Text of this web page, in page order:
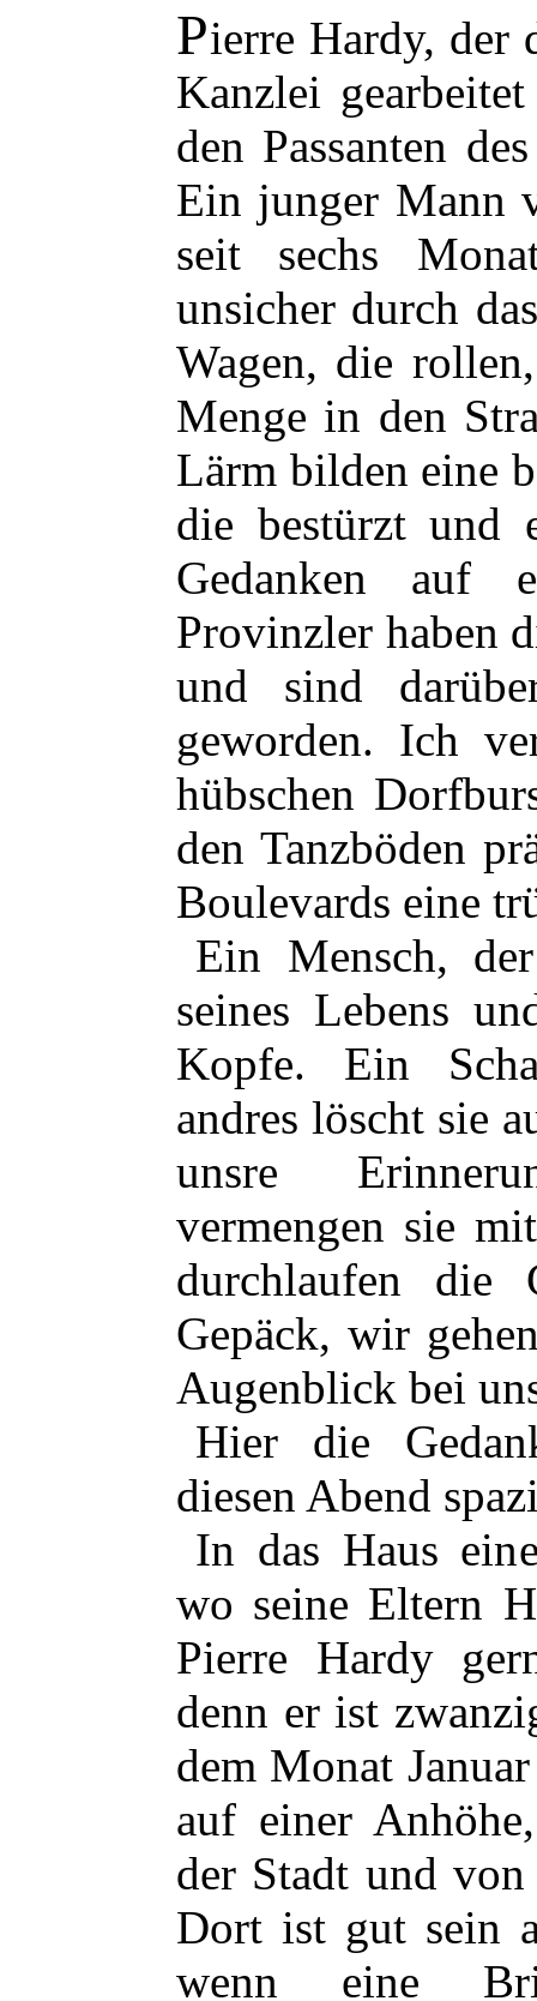
Pierre Hardy, der
Kanzlei
den Passanten
Ein junger Mann
seit sechs
unsicher durch
Wagen, die
Menge in den
Lärm bilden eine
die bestürzt und
Gedanken auf
Provinzler haben
und sind
geworden. Ich
hübschen
den Tanzböden
Boulevards eine
Ein Mensch,
seines Lebens
Kopfe. Ein
andres löscht sie
unsre
vermengen sie
durchlaufen die
Gepäck, wir
Augenblick bei
Hier die
diesen Abend
In das Haus
wo seine Eltern
Pierre Hardy
denn er ist
dem Monat
auf einer
der Stadt und
Dort ist gut sein
wenn eine